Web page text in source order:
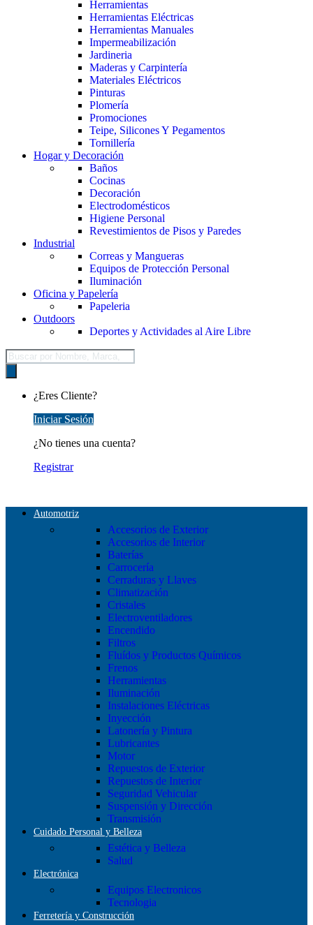
Herramientas
Herramientas Eléctricas
Herramientas Manuales
Impermeabilización
Jardineria
Maderas y Carpintería
Materiales Eléctricos
Pinturas
Plomería
Promociones
Teipe, Silicones Y Pegamentos
Tornillería
Hogar y Decoración
Baños
Cocinas
Decoración
Electrodomésticos
Higiene Personal
Revestimientos de Pisos y Paredes
Industrial
Correas y Mangueras
Equipos de Protección Personal
Iluminación
Oficina y Papelería
Papeleria
Outdoors
Deportes y Actividades al Aire Libre
Búsqueda
de
productos
¿Eres Cliente?
Iniciar Sesión
¿No tienes una cuenta?
Registrar
Automotriz
Accesorios de Exterior
Accesorios de Interior
Baterías
Carrocería
Cerraduras y Llaves
Climatización
Cristales
Electroventiladores
Encendido
Filtros
Fluídos y Productos Químicos
Frenos
Herramientas
Iluminación
Instalaciones Eléctricas
Inyección
Latonería y Pintura
Lubricantes
Motor
Repuestos de Exterior
Repuestos de Interior
Seguridad Vehicular
Suspensión y Dirección
Transmisión
Cuidado Personal y Belleza
Estética y Belleza
Salud
Electrónica
Equipos Electronicos
Tecnologia
Ferretería y Construcción